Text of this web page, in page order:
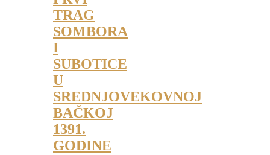
TRAG
SOMBORA
I
SUBOTICE
U
SREDNJOVEKOVNOJ
BAČKOJ
1391.
GODINE